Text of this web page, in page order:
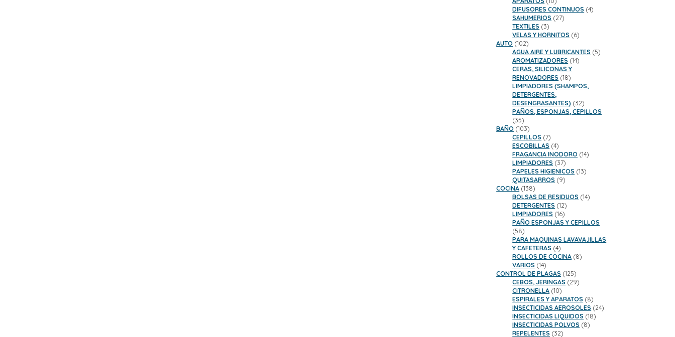
productos
DIFUSORES CONTINUOS 44
SAHUMERIOS 2727
TEXTILES 33
productos
VELAS Y HORNITOS 66
AUTO 102102
productos
AGUA AIRE Y LUBRICANTES 55
AROMATIZADORES 1414
CERAS, SILICONAS Y
RENOVADORES 1818
productos
LIMPIADORES (SHAMPOS,
DETERGENTES,
DESENGRASANTES) 3232
productos
PAÑOS, ESPONJAS, CEPILLOS
3535
productos
BAÑO 103103
productos
CEPILLOS 77
productos
ESCOBILLAS 44
productos
FRAGANCIA INODORO 1414
LIMPIADORES 3737
productos
PAPELES HIGIENICOS 1313
QUITASARROS 99
COCINA 138138
productos
BOLSAS DE RESIDUOS 1414
DETERGENTES 1212
productos
LIMPIADORES 1616
productos
PAÑO ESPONJAS Y CEPILLOS
5858
productos
PARA MAQUINAS LAVAVAJILLAS
Y CAFETERAS 44
productos
ROLLOS DE COCINA 88
VARIOS 1414
productos
CONTROL DE PLAGAS 125125
productos
CEBOS, JERINGAS 2929
CITRONELLA 1010
productos
ESPIRALES Y APARATOS 88
productos
INSECTICIDAS AEROSOLES 2424
INSECTICIDAS LIQUIDOS 1818
INSECTICIDAS POLVOS 88
REPELENTES 3232